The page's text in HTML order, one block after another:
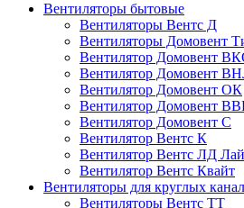
Вентиляторы бытовые
Вентиляторы Вентс Д
Вентиляторы Домовент
Вентилятор Домовент
Вентилятор Домовент
Вентилятор Домовент ОК
Вентилятор Домовент
Вентилятор Домовент С
Вентилятор Вентс К
Вентилятор Вентс ЛД
Вентилятор Вентс Квайт
Вентиляторы для круглых
Вентиляторы Вентс ТТ